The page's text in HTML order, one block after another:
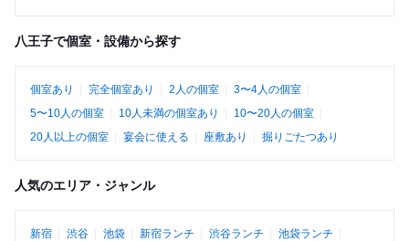
八王子で個室・設備から探す
個室あり 完全個室あり 2人の個室
3〜4人の個室
5〜10人の個室
10人未満の個室あり
10〜20人の個室
20人以上の個室
宴会に使える 座敷あり 掘りごたつあり
人気のエリア・ジャンル
新宿 渋谷 池袋 新宿ランチ 渋谷ランチ
池袋ランチ